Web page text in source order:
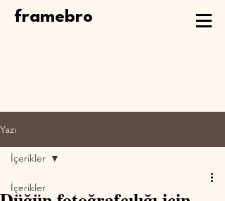
framebro
Yazı
İçerikler
İçerikler